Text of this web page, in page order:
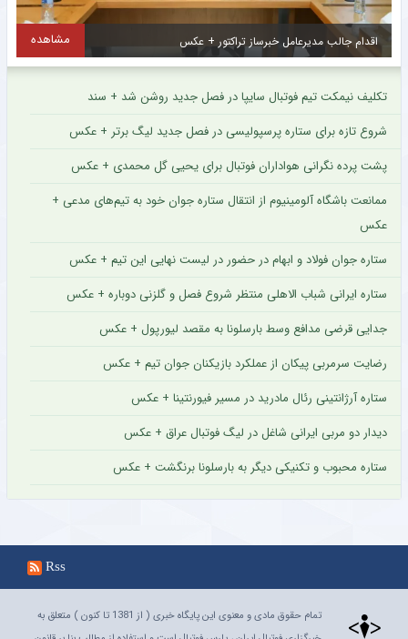
اقدام جالب مدیرعامل خبرساز تراکتور + عکس مشاهده
تکلیف نیمکت تیم فوتبال سایپا در فصل جدید روشن شد + سند
شروع تازه برای ستاره پرسپولیسی در فصل جدید لیگ برتر + عکس
پشت پرده نگرانی هواداران فوتبال برای یحیی گل محمدی + عکس
ممانعت باشگاه آلومینیوم از انتقال ستاره جوان خود به تیم‌های مدعی +
عکس
ستاره جوان فولاد و ابهام در حضور در لیست نهایی این تیم + عکس
ستاره ایرانی شباب الاهلی منتظر شروع فصل و گلزنی دوباره + عکس
جدایی قرضی مدافع وسط بارسلونا به مقصد لیورپول + عکس
رضایت سرمربی پیکان از عملکرد بازیکنان جوان تیم + عکس
ستاره آرژانتینی رئال مادرید در مسیر فیورنتینا + عکس
دیدار دو مربی ایرانی شاغل در لیگ فوتبال عراق + عکس
ستاره محبوب و تکنیکی دیگر به بارسلونا برنگشت + عکس
Rss
تمام حقوق مادی و معنوی این پایگاه خبری ( از 1381 تا کنون ) متعلق به